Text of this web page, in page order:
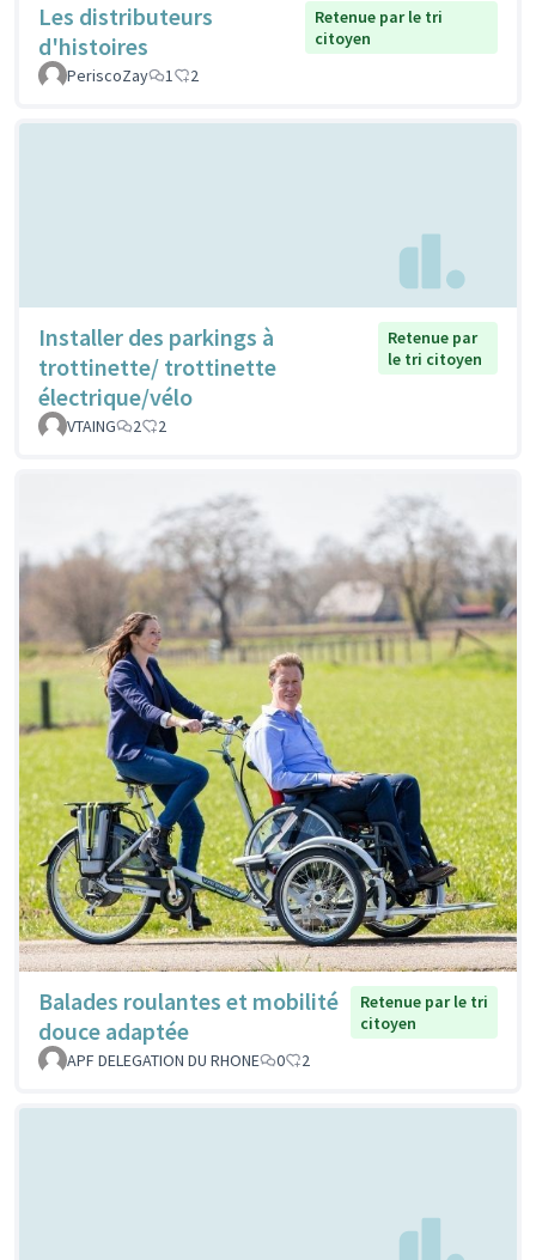
Les distributeurs
d'histoires
Retenue par le tri
citoyen
PeriscoZay
1 2
Installer des parkings à
trottinette/ trottinette
électrique/vélo
Retenue par
le tri citoyen
VTAING 2 2
Balades roulantes et mobilité
douce adaptée
Retenue par le tri
citoyen
APF DELEGATION DU RHONE
0 2